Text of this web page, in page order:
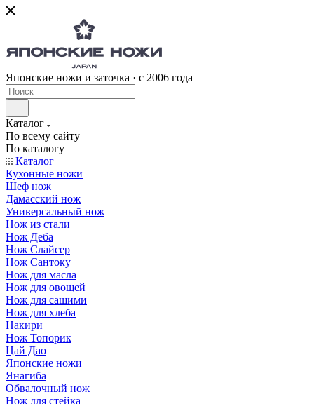
Японские ножи и заточка · с 2006 года
Каталог
По всему сайту
По каталогу
Каталог
Кухонные ножи
Шеф нож
Дамасский нож
Универсальный нож
Нож из стали
Нож Деба
Нож Слайсер
Нож Сантоку
Нож для масла
Нож для овощей
Нож для сашими
Нож для хлеба
Накири
Нож Топорик
Цай Дао
Японские ножи
Янагиба
Обвалочный нож
Нож для стейка